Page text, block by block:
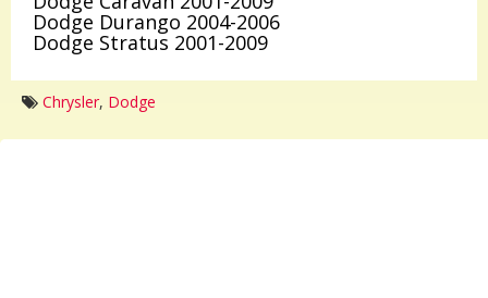
Dodge Durango 2004-2006
Dodge Stratus 2001-2009
Chrysler, Dodge